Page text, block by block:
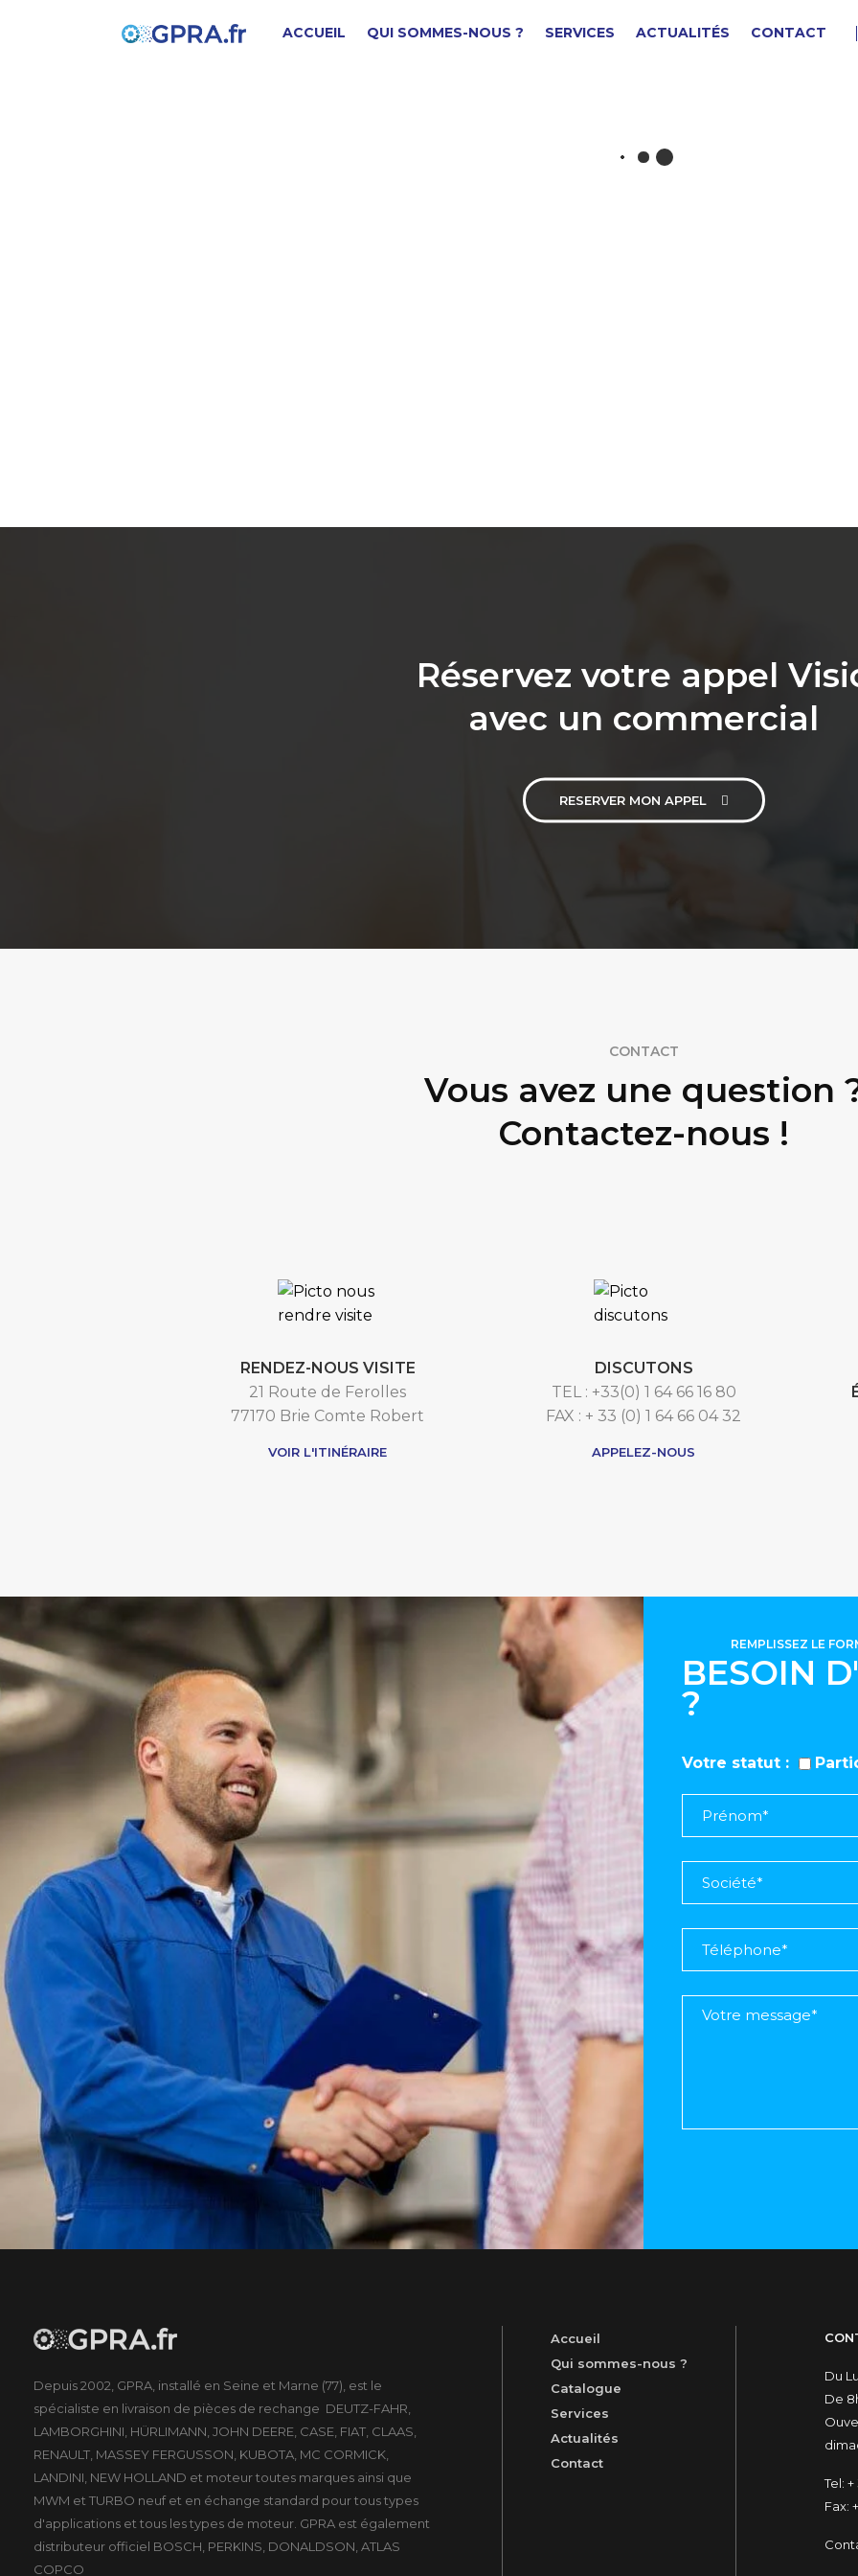
ACCUEIL QUI SOMMES-NOUS ? SERVICES ACTUALITÉS CONTACT
BOUCHON FILETE
Réservez votre appel
avec un commercial
RESERVER MON APPEL
CONTACT
Vous avez une question
Contactez-nous !
RENDEZ-NOUS VISITE
21 Route de Ferolles
77170 Brie Comte Robert
VOIR L'ITINÉRAIRE
DISCUTONS
TEL : +33(0) 1 64 66 16 80
FAX : + 33 (0) 1 64 66 04 32
APPELEZ-NOUS
BESOIN
?
REMPLISSEZ LE
Votre statut
Depuis 2002, GPRA, installé en Seine et Marne (77), est le
spécialiste en livraison de pièces de rechange DEUTZ-FAHR,
LAMBORGHINI, HÜRLIMANN, JOHN DEERE, CASE, FIAT, CLAAS,
RENAULT, MASSEY FERGUSSON, KUBOTA, MC CORMICK,
LANDINI, NEW HOLLAND et moteur toutes marques ainsi que
MWM et TURBO neuf et en échange standard pour tous types
d'applications et tous les types de moteur. GPRA est également
distributeur officiel BOSCH, PERKINS, DONALDSON, ATLAS
COPCO
Accueil
Qui sommes-nous ?
Catalogue
Services
Actualités
Contact
Du
De
Tel: +
Fax: